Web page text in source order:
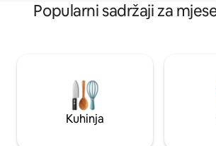
Popularni sadržaji za
Kuhinja